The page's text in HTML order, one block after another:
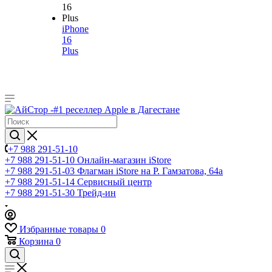
iPhone
16
Plus
+7 988 291-51-10
+7 988 291-51-10 Онлайн-магазин iStore
+7 988 291-51-03 Флагман iStore на Р. Гамзатова, 64а
+7 988 291-51-14 Сервисный центр
+7 988 291-51-30 Трейд-ин
Избранные товары 0
Корзина 0